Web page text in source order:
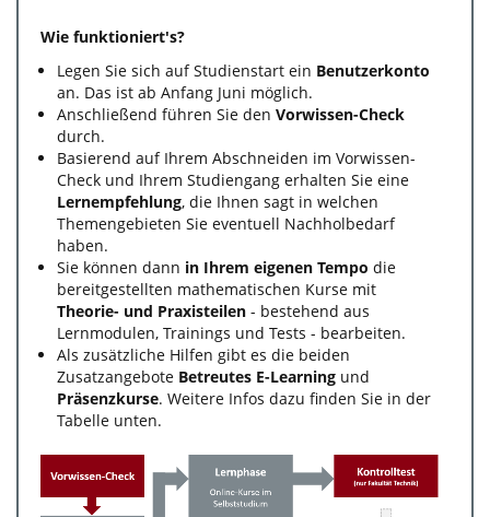
Wie funktioniert's?
Legen Sie sich auf Studienstart ein Benutzerkonto
an. Das ist ab Anfang Juni möglich.
Anschließend führen Sie den Vorwissen-Check
durch.
Basierend auf Ihrem Abschneiden im Vorwissen-
Check und Ihrem Studiengang erhalten Sie eine
Lernempfehlung, die Ihnen sagt in welchen
Themengebieten Sie eventuell Nachholbedarf
haben.
Sie können dann in Ihrem eigenen Tempo die
bereitgestellten mathematischen Kurse mit
Theorie- und Praxisteilen - bestehend aus
Lernmodulen, Trainings und Tests - bearbeiten.
Als zusätzliche Hilfen gibt es die beiden
Zusatzangebote Betreutes E-Learning und
Präsenzkurse. Weitere Infos dazu finden Sie in der
Tabelle unten.